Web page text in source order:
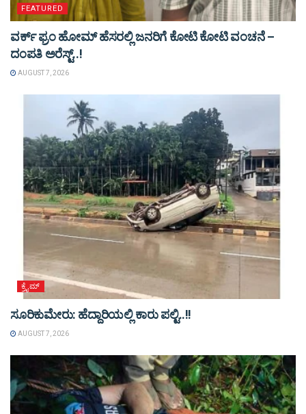
FEATURED
ವರ್ಕ್ ಫ್ರಂ ಹೋಮ್ ಹೆಸರಲ್ಲಿ ಜನರಿಗೆ ಕೋಟಿ ಕೋಟಿ ವಂಚನೆ –
ದಂಪತಿ ಅರೆಸ್ಟ್..!
AUGUST 7, 2026
ಕ್ರೈಮ್
ಸೂರಿಕುಮೇರು: ಹೆದ್ದಾರಿಯಲ್ಲಿ ಕಾರು ಪಲ್ಟಿ..!!
AUGUST 7, 2026